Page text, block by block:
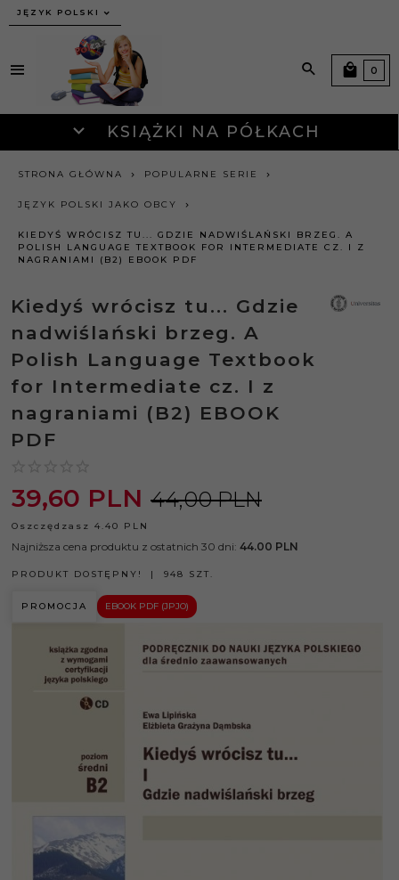
JĘZYK POLSKI
KSIĄŻKI NA PÓŁKACH
0
STRONA GŁÓWNA POPULARNE SERIE
JĘZYK POLSKI JAKO OBCY
KIEDYŚ WRÓCISZ TU... GDZIE NADWIŚLAŃSKI BRZEG. A
POLISH LANGUAGE TEXTBOOK FOR INTERMEDIATE CZ. I Z
NAGRANIAMI (B2) EBOOK PDF
Kiedyś wrócisz tu... Gdzie
nadwiślański brzeg. A
Polish Language Textbook
for Intermediate cz. I z
nagraniami (B2) EBOOK
PDF
39,60 PLN 44,00 PLN
Oszczędzasz 4.40 PLN
Najniższa cena produktu z ostatnich 30 dni: 44.00 PLN
PRODUKT DOSTĘPNY! 948 SZT.
PROMOCJA EBOOK PDF (JPJO)